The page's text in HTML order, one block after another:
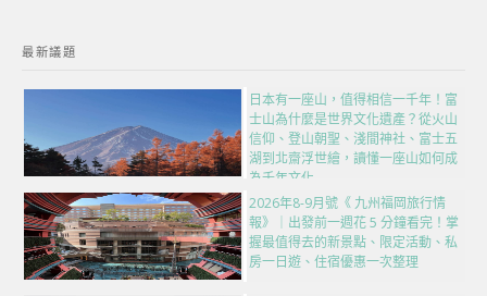
最新議題
日本有一座山，值得相信一千年！富
士山為什麼是世界文化遺產？從火山
信仰、登山朝聖、淺間神社、富士五
湖到北齋浮世繪，讀懂一座山如何成
為千年文化
2026年8-9月號《 九州福岡旅行情
報》｜出發前一週花 5 分鐘看完！掌
握最值得去的新景點、限定活動、私
房一日遊、住宿優惠一次整理